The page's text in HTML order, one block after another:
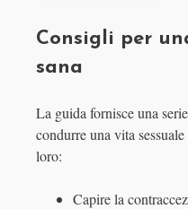
Consigli per
sana
La guida fornisce una
condurre una vita
loro:
Capire la